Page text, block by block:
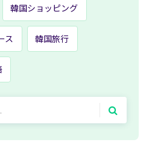
韓国ショッピング
ス 韓国旅行